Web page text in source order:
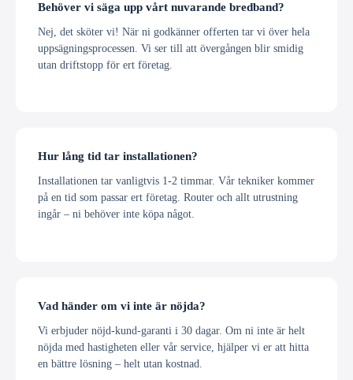
Behöver vi säga upp vårt nuvarande bredband?
Nej, det sköter vi! När ni godkänner offerten tar vi över hela
uppsägningsprocessen. Vi ser till att övergången blir smidig
utan driftstopp för ert företag.
Hur lång tid tar installationen?
Installationen tar vanligtvis 1-2 timmar. Vår tekniker kommer
på en tid som passar ert företag. Router och allt utrustning
ingår – ni behöver inte köpa något.
Vad händer om vi inte är nöjda?
Vi erbjuder nöjd-kund-garanti i 30 dagar. Om ni inte är helt
nöjda med hastigheten eller vår service, hjälper vi er att hitta
en bättre lösning – helt utan kostnad.